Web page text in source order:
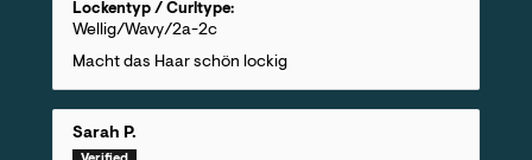
Lockentyp / Curltype:
Wellig/Wavy/2a-2c
Macht das Haar schön lockig
Sarah P.